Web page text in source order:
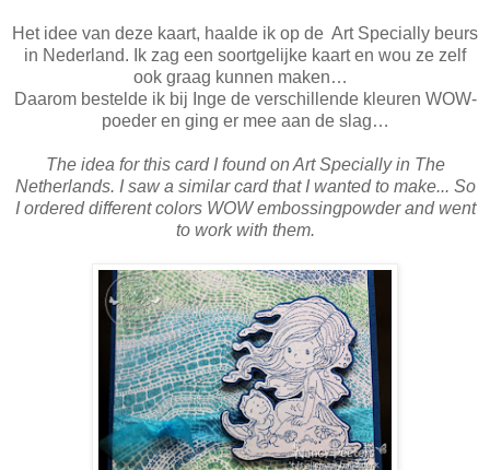
Het idee van deze kaart, haalde ik op de Art Specially beurs
in Nederland. Ik zag een soortgelijke kaart en wou ze zelf
ook graag kunnen maken…
Daarom bestelde ik bij Inge de verschillende kleuren WOW-
poeder en ging er mee aan de slag…
The idea for this card I found on Art Specially in The
Netherlands. I saw a similar card that I wanted to make... So
I ordered different colors WOW embossingpowder and went
to work with them.